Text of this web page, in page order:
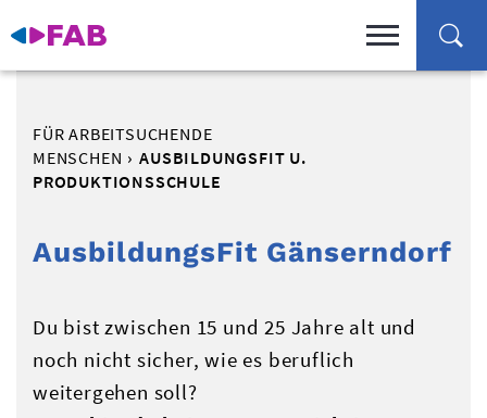
FÜR ARBEITSUCHENDE
MENSCHEN
AUSBILDUNGSFIT U.
PRODUKTIONSSCHULE
AusbildungsFit Gänserndorf
Du bist zwischen 15 und 25 Jahre alt und
noch nicht sicher, wie es beruflich
weitergehen soll?